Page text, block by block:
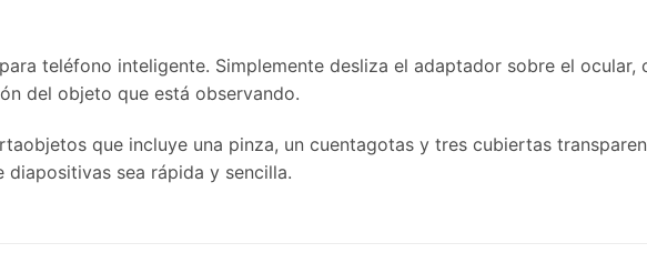
teléfono inteligente. Simplemente desliza el adaptador sobre el
del objeto que está observando.
que incluye una pinza, un cuentagotas y tres cubiertas
sea rápida y sencilla.